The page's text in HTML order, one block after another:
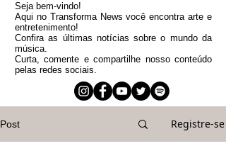
Seja bem-vindo!
Aqui no Transforma News você encontra arte e
entretenimento!
Confira as últimas notícias sobre o mundo da
música.
Curta, comente e compartilhe nosso conteúdo
pelas redes sociais.
Post Registre-se